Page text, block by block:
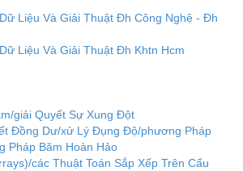
Liệu Và Giải Thuật Đh Công Nghệ - Đh
Liệu Và Giải Thuật Đh Khtn Hcm
giải Quyết Sự Xung Đột
Đồng Dư/xử Lý Đụng Độ/phương Pháp
Pháp Băm Hoàn Hảo
các Thuật Toán Sắp Xếp Trên Cấu